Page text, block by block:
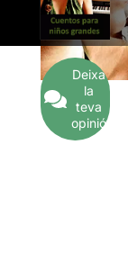
Deixa
la
teva
opinió